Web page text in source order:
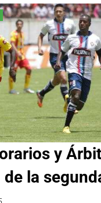
y
de la